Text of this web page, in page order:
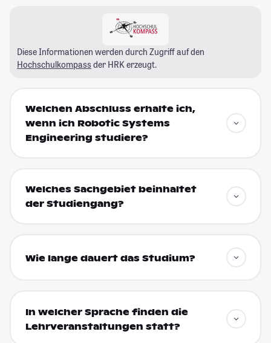
Diese Informationen werden durch Zugriff auf den
Hochschulkompass der HRK erzeugt.
Welchen Abschluss erhalte ich,
wenn ich Robotic Systems
Engineering studiere?
Welches Sachgebiet beinhaltet
der Studiengang?
Wie lange dauert das Studium?
In welcher Sprache finden die
Lehrveranstaltungen statt?